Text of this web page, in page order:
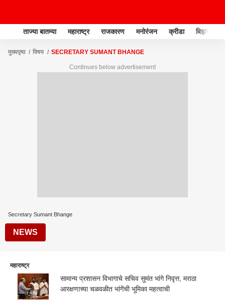
ताज्या बातम्या महाराष्ट्र राजकारण मनोरंजन क्रीडा बिझनेस
मुख्यपृष्ठ विषय SECRETARY SUMANT BHANGE
Continues below advertisement
Secretary Sumant Bhange
NEWS
महाराष्ट्र
सामान्य प्रशासन विभागाचे सचिव सुमंत भांगे निवृत्त, मराठा
आरक्षणाच्या चळवळीत भांगेंची भूमिका महत्वाची